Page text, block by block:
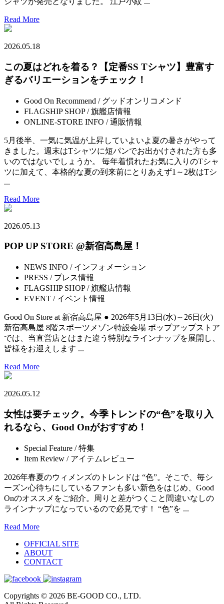
Read More
2026.05.18
この夏はどれを着る？【定番SS Tシャツ】豊富す
ぎるバリエーションをチェック！
Good On Recommend / グッドオンリコメンド
FLAGSHIP SHOP / 旗艦店情報
ONLINE-STORE INFO / 通販情報
5月後半、一気に気温が上昇していよいよ夏の暑さがやって
きました。週末はTシャツに短パンでお出かけされた方も多
いのではないでしょうか。 毎年着慣れたお気に入りのTシャ
ツに加えて、本格的な夏の到来前にとりあえず1～2枚はTシ
...
Read More
2026.05.13
POP UP STORE @新宿高島屋！
NEWS INFO / インフォメーション
PRESS / プレス情報
FLAGSHIP SHOP / 旗艦店情報
EVENT / イベント情報
Good On Store at 新宿高島屋 ● 2026年5月13日(水)～26日(火)
新宿高島屋 8階スポーツメゾン特設会場 ポップアップストア
では、当直営店とはまた違う特別なラインナップを展開し、
皆様をお迎えします ...
Read More
2026.05.12
女性は要チェック。今季トレンドの“色”を取り入
れるなら、Good Onがおすすめ！
Special Feature / 特集
Item Review / アイテムレビュー
2026年春夏のウィメンズのトレンドは “色”。そこで、毎シ
ーズン心待ちにしているファンも多い新色をはじめ、Good
Onのオススメをご紹介。周りと差がつくこと間違いなしの
ラインナップになっているので必見です！ “色”を ...
Read More
OFFICIAL SITE
ABOUT
CONTACT
Copyrights © 2026 BE-GOOD CO., LTD.